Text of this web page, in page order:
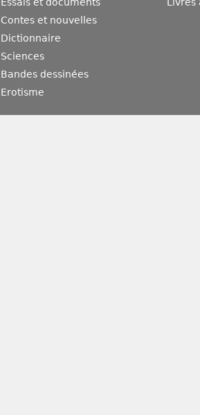
Essais et documents
Contes et nouvelles
Dictionnaire
Sciences
Bandes dessinées
Erotisme
Livres